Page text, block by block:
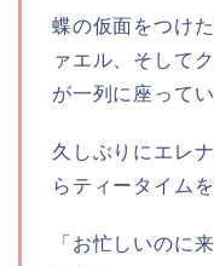
蝶の仮面をつけ
ァエル、そして
が一列に座ってい
久しぶりにエレ
らティータイム
「お忙しいのに